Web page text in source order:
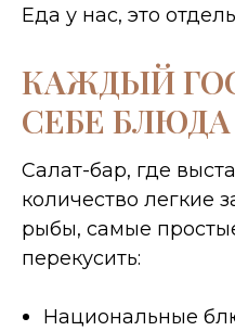
Еда у нас, это
КАЖДЫЙ
СЕБЕ
Салат-бар, где
количество легкие
рыбы, самые
перекусить:
Национальные